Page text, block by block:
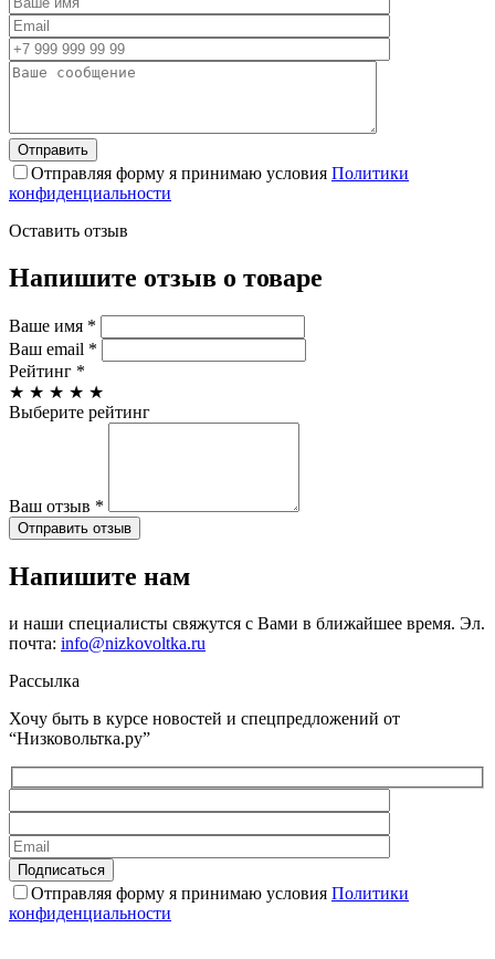
Отправляя форму я принимаю условия Политики
конфиденциальности
Оставить отзыв
Напишите отзыв о товаре
Ваше имя *
Ваш email *
Рейтинг *
★ ★ ★ ★ ★
Выберите рейтинг
Ваш отзыв *
Отправить отзыв
Напишите нам
и наши специалисты свяжутся с Вами в ближайшее время. Эл.
почта: info@nizkovoltka.ru
Рассылка
Хочу быть в курсе новостей и спецпредложений от
“Низковольтка.ру”
Отправляя форму я принимаю условия Политики
конфиденциальности